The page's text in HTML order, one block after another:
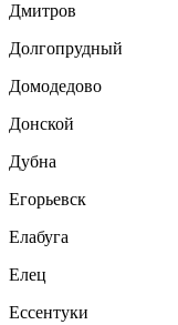
Дмитров
Долгопрудный
Домодедово
Донской
Дубна
Егорьевск
Елабуга
Елец
Ессентуки